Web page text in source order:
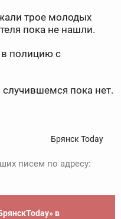
трое молодых
пока не нашли.
в полицию с
пока нет.
Брянск Today
писем по адресу:
в